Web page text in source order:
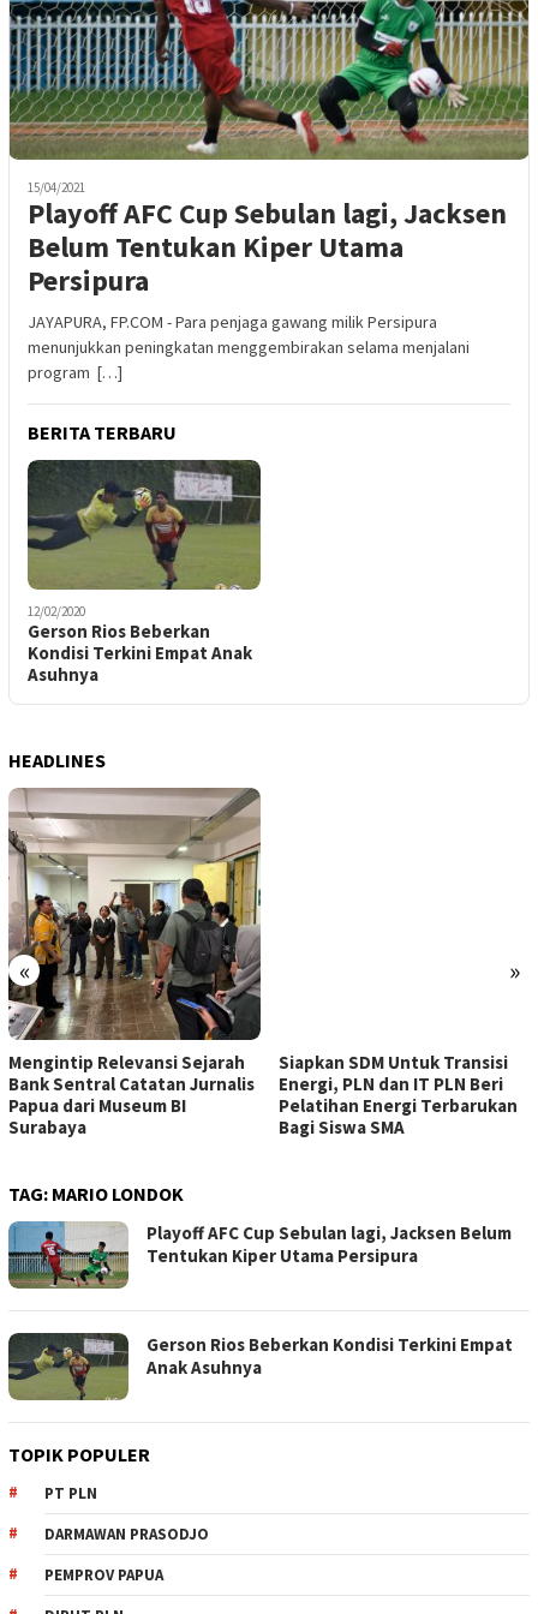
15/04/2021
Playoff AFC Cup Sebulan lagi, Jacksen
Belum Tentukan Kiper Utama
Persipura
JAYAPURA, FP.COM - Para penjaga gawang milik Persipura
menunjukkan peningkatan menggembirakan selama menjalani
program […]
BERITA TERBARU
12/02/2020
Gerson Rios Beberkan
Kondisi Terkini Empat Anak
Asuhnya
HEADLINES
« »
Mengintip Relevansi Sejarah
Bank Sentral Catatan Jurnalis
Papua dari Museum BI
Surabaya
Siapkan SDM Untuk Transisi
Energi, PLN dan IT PLN Beri
Pelatihan Energi Terbarukan
Bagi Siswa SMA
TAG: MARIO LONDOK
Playoff AFC Cup Sebulan lagi, Jacksen Belum
Tentukan Kiper Utama Persipura
Gerson Rios Beberkan Kondisi Terkini Empat
Anak Asuhnya
TOPIK POPULER
PT PLN
DARMAWAN PRASODJO
PEMPROV PAPUA